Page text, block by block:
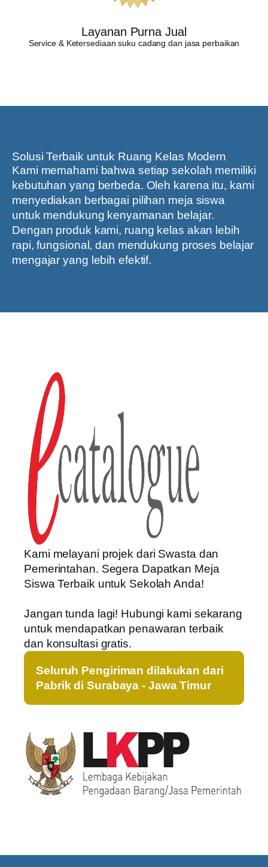
Layanan Purna Jual
Service & Ketersediaan suku cadang dan jasa perbaikan
Solusi Terbaik untuk Ruang Kelas Modern
Kami memahami bahwa setiap sekolah memiliki
kebutuhan yang berbeda. Oleh karena itu, kami
menyediakan berbagai pilihan meja siswa
untuk mendukung kenyamanan belajar.
Dengan produk kami, ruang kelas akan lebih
rapi, fungsional, dan mendukung proses belajar
mengajar yang lebih efektif.
Kami melayani projek dari Swasta dan
Pemerintahan. Segera Dapatkan Meja
Siswa Terbaik untuk Sekolah Anda!
Jangan tunda lagi! Hubungi kami sekarang
untuk mendapatkan penawaran terbaik
dan konsultasi gratis.
Seluruh Pengiriman dilakukan dari
Pabrik di Surabaya - Jawa Timur